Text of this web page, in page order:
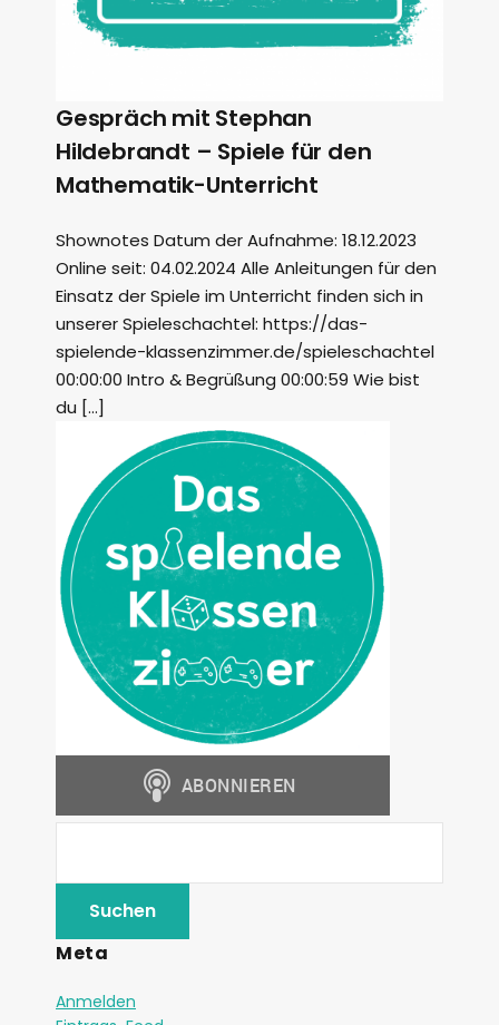
Gespräch mit Stephan
Hildebrandt – Spiele für den
Mathematik-Unterricht
Shownotes Datum der Aufnahme: 18.12.2023
Online seit: 04.02.2024 Alle Anleitungen für den
Einsatz der Spiele im Unterricht finden sich in
unserer Spieleschachtel: https://das-
spielende-klassenzimmer.de/spieleschachtel
00:00:00 Intro & Begrüßung 00:00:59 Wie bist
du […]
Meta
Anmelden